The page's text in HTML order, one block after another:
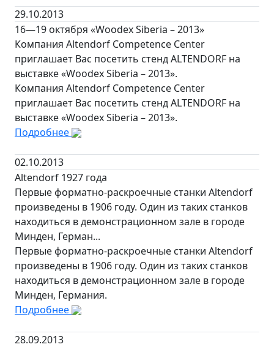
29.10.2013
16—19 октября «Woodex Siberia – 2013»
Компания Altendorf Competence Center
приглашает Вас посетить стенд ALTENDORF на
выставке «Woodex Siberia – 2013».
Компания Altendorf Competence Center
приглашает Вас посетить стенд ALTENDORF на
выставке «Woodex Siberia – 2013».
Подробнее
02.10.2013
Altendorf 1927 года
Первые форматно-раскроечные станки Altendorf
произведены в 1906 году. Один из таких станков
находиться в демонстрационном зале в городе
Минден, Герман...
Первые форматно-раскроечные станки Altendorf
произведены в 1906 году. Один из таких станков
находиться в демонстрационном зале в городе
Минден, Германия.
Подробнее
28.09.2013